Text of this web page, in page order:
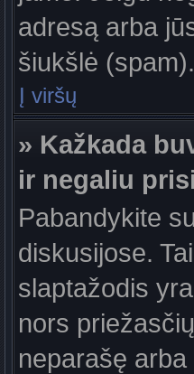
adresą arba
šiukšlė
Į viršų
» Kažkada
ir negaliu
Pabandykite
diskusijose.
slaptažodis
nors
neparašę